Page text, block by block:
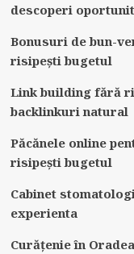
descoperi
Bonusuri de bun-
risipești bugetul
Link building fără
backlinkuri natural
Păcănele online
risipești bugetul
Cabinet
experienta
Curățenie în